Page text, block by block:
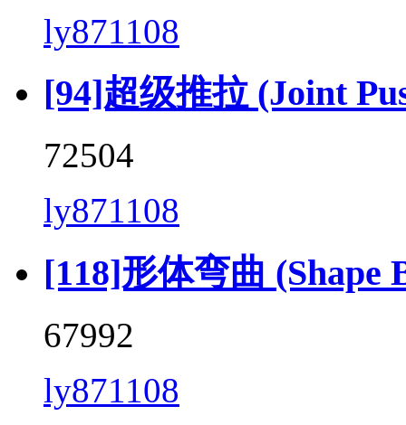
ly871108
[94]超级推拉 (Joint
72504
ly871108
[118]形体弯曲 (Shape
67992
ly871108